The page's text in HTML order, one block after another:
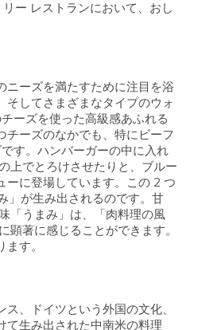
ー レストランにおいて、おし
ニーズを満たすために注目を浴
してさまざまなタイプのウォ
ーズを使った高級感あふれる
チーズのなかでも、特にビーフ
す。ハンバーガーの中に入れ
上でとろけさせたりと、ブルー
ーに登場しています。この 2 つ
」が生み出されるのです。甘
「うまみ」は、「肉料理の風
著に感じることができます。
ます。
、ドイツという外国の文化、
て生み出された中南米の料理